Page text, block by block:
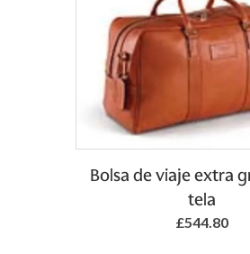
Add to
Bolsa de viaje extra
tela
£544.80